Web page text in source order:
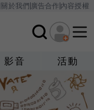
關於我們廣告合作內容授權
影音 活動